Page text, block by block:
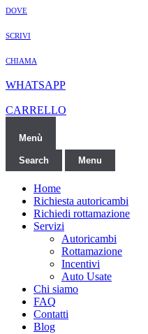
DOVE
SCRIVI
CHIAMA
WHATSAPP
CARRELLO
Menù
Search Menu
Home
Richiesta autoricambi
Richiedi rottamazione
Servizi
Autoricambi
Rottamazione
Incentivi
Auto Usate
Chi siamo
FAQ
Contatti
Blog